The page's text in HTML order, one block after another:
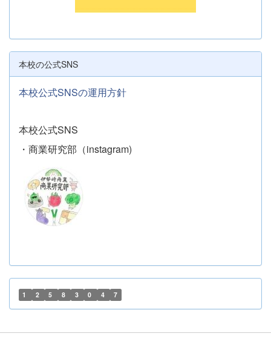
本校の公式SNS
本校公式SNSの運用方針
本校公式SNS
・商業研究部（instagram)
1 2 5 8 3 0 4 7